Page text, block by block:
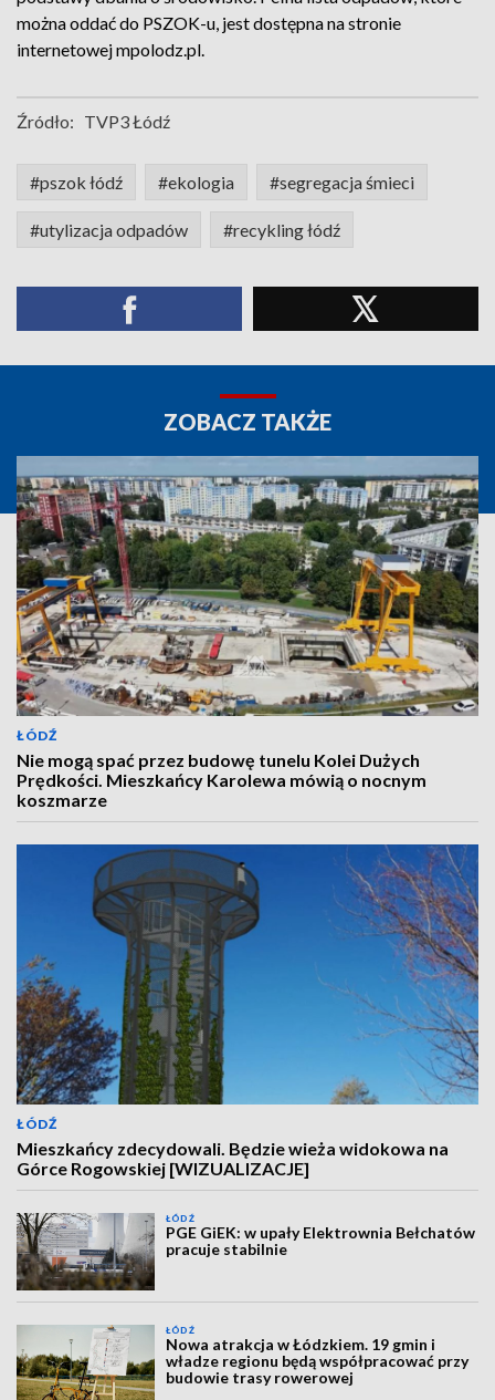
można oddać do PSZOK-u, jest dostępna na stronie
internetowej mpolodz.pl.
Źródło: TVP3 Łódź
#pszok łódź #ekologia #segregacja śmieci
#utylizacja odpadów #recykling łódź
ZOBACZ TAKŻE
ŁÓDŹ
Nie mogą spać przez budowę tunelu Kolei Dużych
Prędkości. Mieszkańcy Karolewa mówią o nocnym
koszmarze
ŁÓDŹ
Mieszkańcy zdecydowali. Będzie wieża widokowa na
Górce Rogowskiej [WIZUALIZACJE]
ŁÓDŹ
PGE GiEK: w upały Elektrownia Bełchatów
pracuje stabilnie
ŁÓDŹ
Nowa atrakcja w Łódzkiem. 19 gmin i
władze regionu będą współpracować przy
budowie trasy rowerowej